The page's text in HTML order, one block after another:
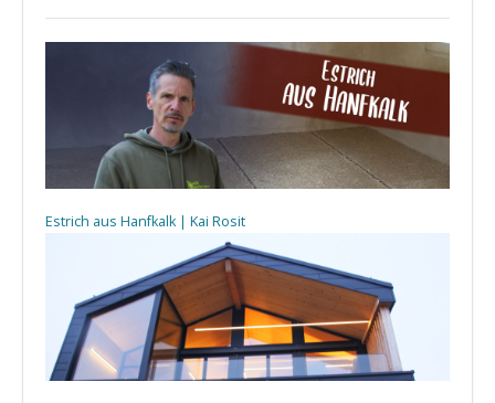
Estrich aus Hanfkalk | Kai Rosit